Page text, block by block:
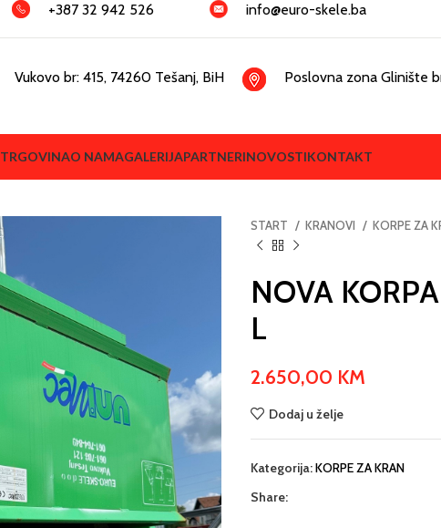
+387 32 942 526 info@euro-skele.ba
Vukovo br: 415, 74260 Tešanj, BiH Poslovna zona Glinište
TRGOVINAO NAMAGALERIJAPARTNERINOVOSTIKONTAKT
START KRANOVI KORPE ZA
NOVA
L
2.650,00 KM
Dodaj u želje
Kategorija:KORPE ZA KRAN
Share: